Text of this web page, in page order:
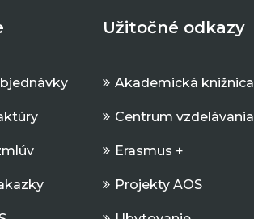
Užitočné odkazy
Akademická knižnica
Centrum vzdelávania
Erasmus +
Projekty AOS